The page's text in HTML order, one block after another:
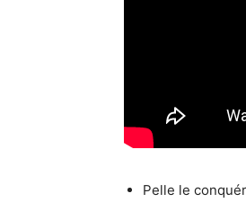
Pelle le